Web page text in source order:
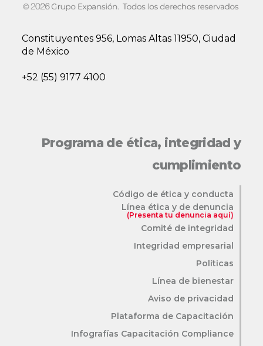
Constituyentes 956, Lomas Altas 11950, Ciudad
de México
+52 (55) 9177 4100
Programa de ética, integridad y
cumplimiento
Código de ética y conducta
Línea ética y de denuncia
(Presenta tu denuncia aquí)
Comité de integridad
Integridad empresarial
Políticas
Línea de bienestar
Aviso de privacidad
Plataforma de Capacitación
Infografías Capacitación Compliance